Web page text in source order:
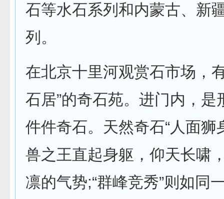
石等水石系列和内蒙古、新
列。
在北京十里河观赏石市场，
石居”的奇石苑。进门内，是
件件奇石。天然奇石“人面狮
兽之王直起身躯，仰天长啸
凛的气势;“群峰竞秀”则如同